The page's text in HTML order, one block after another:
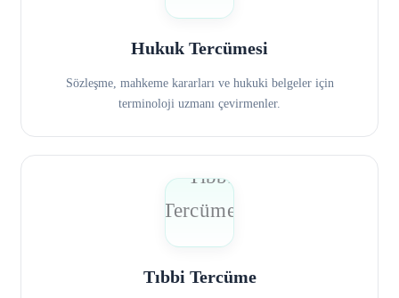
Hukuk Tercümesi
Sözleşme, mahkeme kararları ve hukuki belgeler için
terminoloji uzmanı çevirmenler.
Tıbbi Tercüme